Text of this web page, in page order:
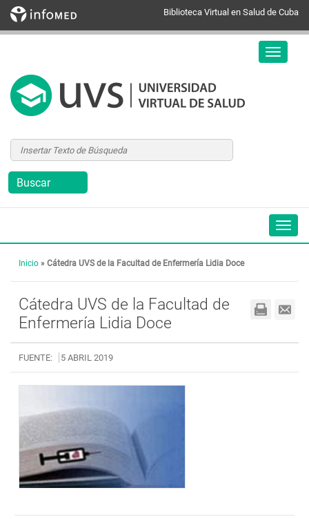
Biblioteca Virtual en Salud de Cuba
Inicio » Cátedra UVS de la Facultad de Enfermería Lidia Doce
Cátedra UVS de la Facultad de
Enfermería Lidia Doce
FUENTE: 5 ABRIL 2019